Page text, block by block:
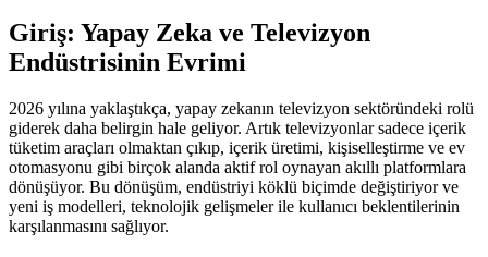
Giriş: Yapay Zeka ve Televizyon
Endüstrisinin Evrimi
2026 yılına yaklaştıkça, yapay zekanın televizyon sektöründeki rolü
giderek daha belirgin hale geliyor. Artık televizyonlar sadece içerik
tüketim araçları olmaktan çıkıp, içerik üretimi, kişiselleştirme ve ev
otomasyonu gibi birçok alanda aktif rol oynayan akıllı platformlara
dönüşüyor. Bu dönüşüm, endüstriyi köklü biçimde değiştiriyor ve
yeni iş modelleri, teknolojik gelişmeler ile kullanıcı beklentilerinin
karşılanmasını sağlıyor.